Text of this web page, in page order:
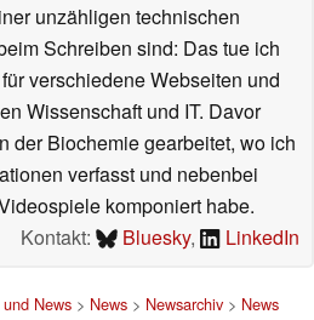
unzähligen technischen
Schreiben sind: Das tue ich
verschiedene Webseiten und
Wissenschaft und IT. Davor
der Biochemie gearbeitet, wo ich
verfasst und nebenbei
komponiert habe.
Kontakt:
Bluesky, LinkedIn
News> News> Newsarchiv> News